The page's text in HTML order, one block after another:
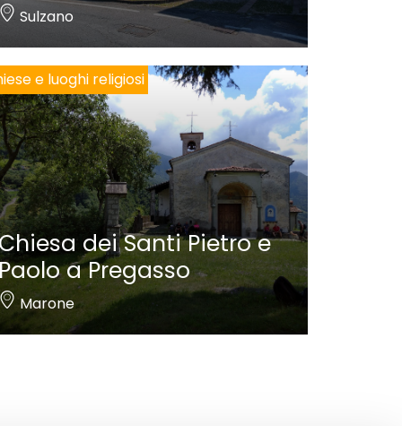
Sulzano
e luoghi religiosi
dei Santi Pietro e
a Pregasso
Marone